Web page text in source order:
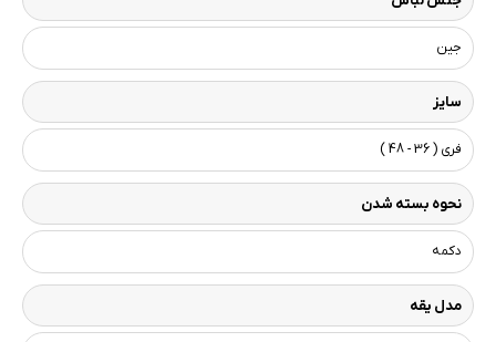
جین
سایز
فری ( 36 - 48 )
نحوه بسته شدن
دکمه
مدل یقه